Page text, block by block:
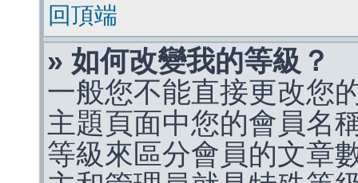
回頂端
» 如何改變我的等級？
一般您不能直接更改您
主題頁面中您的會員名
等級來區分會員的文章